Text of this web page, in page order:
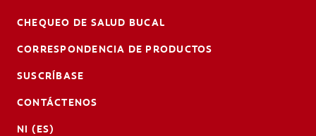
CHEQUEO DE SALUD BUCAL
CORRESPONDENCIA DE PRODUCTOS
SUSCRÍBASE
CONTÁCTENOS
NI (ES)